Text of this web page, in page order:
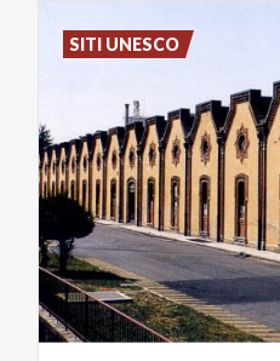
SITI UNESCO